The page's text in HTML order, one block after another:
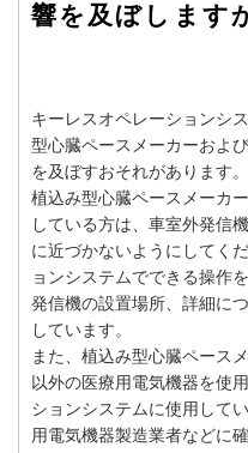
響を及ぼします
キーレスオペレーションシ
型心臓ペースメーカーおよ
を及ぼすおそれがあります。
植込み型心臓ペースメーカ
している方は、車室外発信
に近づかないようにしてく
ョンシステムでできる操作
発信機の設置場所、詳細に
しています。
また、植込み型心臓ペース
以外の医療用電気機器を使
ションシステムに使用して
用電気機器製造業者などに